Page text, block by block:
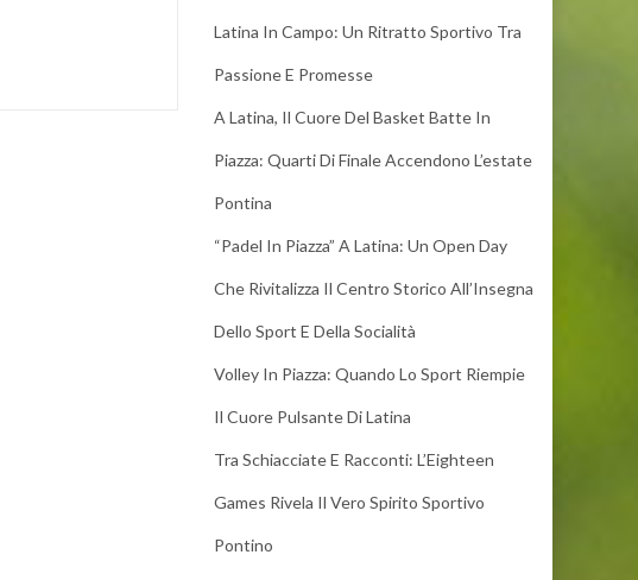
Latina In Campo: Un Ritratto Sportivo Tra
Passione E Promesse
A Latina, Il Cuore Del Basket Batte In
Piazza: Quarti Di Finale Accendono L’estate
Pontina
“Padel In Piazza” A Latina: Un Open Day
Che Rivitalizza Il Centro Storico All’Insegna
Dello Sport E Della Socialità
Volley In Piazza: Quando Lo Sport Riempie
Il Cuore Pulsante Di Latina
Tra Schiacciate E Racconti: L’Eighteen
Games Rivela Il Vero Spirito Sportivo
Pontino